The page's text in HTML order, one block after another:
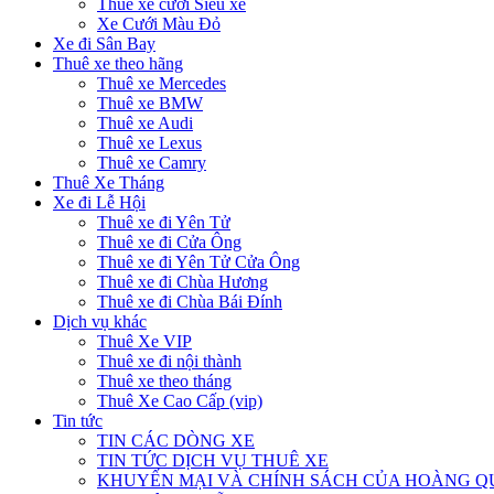
Thuê xe cưới Siêu xe
Xe Cưới Màu Đỏ
Xe đi Sân Bay
Thuê xe theo hãng
Thuê xe Mercedes
Thuê xe BMW
Thuê xe Audi
Thuê xe Lexus
Thuê xe Camry
Thuê Xe Tháng
Xe đi Lễ Hội
Thuê xe đi Yên Tử
Thuê xe đi Cửa Ông
Thuê xe đi Yên Tử Cửa Ông
Thuê xe đi Chùa Hương
Thuê xe đi Chùa Bái Đính
Dịch vụ khác
Thuê Xe VIP
Thuê xe đi nội thành
Thuê xe theo tháng
Thuê Xe Cao Cấp (vip)
Tin tức
TIN CÁC DÒNG XE
TIN TỨC DỊCH VỤ THUÊ XE
KHUYẾN MẠI VÀ CHÍNH SÁCH CỦA HOÀNG